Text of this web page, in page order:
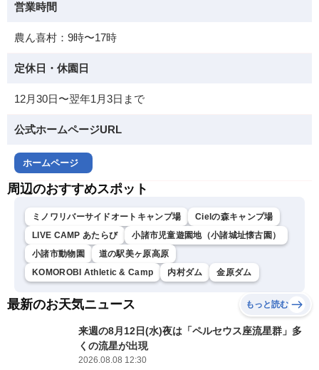
営業時間
農ん喜村：9時〜17時
定休日・休園日
12月30日〜翌年1月3日まで
公式ホームページURL
ホームページ
周辺のおすすめスポット
ミノワリバーサイドオートキャンプ場
Cielの森キャンプ場
LIVE CAMP あたらび
小諸市児童遊園地（小諸城址懐古園）
小諸市動物園
道の駅美ヶ原高原
KOMOROBI Athletic & Camp
内村ダム 金原ダム
最新のお天気ニュース もっと読む
来週の8月12日(水)夜は「ペルセウス座流星群」多
くの流星が出現
2026.08.08 12:30